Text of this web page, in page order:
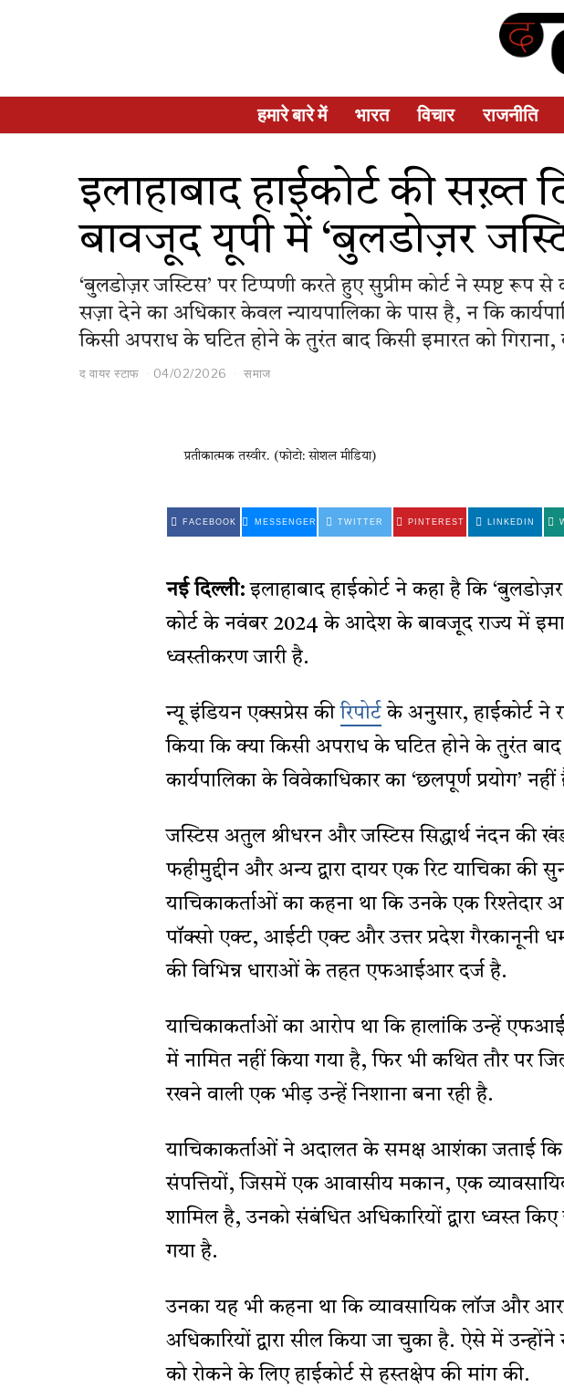
हमारे बारे में भारत विचार राजनीति
इलाहाबाद हाईकोर्ट की
बावजूद यूपी में ‘बुलडोज़र
‘बुलडोज़र जस्टिस’ पर टिप्पणी करते हुए सुप्रीम कोर्ट ने स्पष्ट
सज़ा देने का अधिकार केवल न्यायपालिका के पास है, न कि
किसी अपराध के घटित होने के तुरंत बाद किसी इमारत को गिराना,
द वायर स्टाफ 04/02/2026 समाज
प्रतीकात्मक तस्वीर. (फोटो: सोशल मीडिया)
FACEBOOK MESSENGER TWITTER PINTEREST LINKEDIN
नई दिल्ली:इलाहाबाद हाईकोर्ट ने कहा है कि
कोर्ट के नवंबर 2024 के आदेश के बावजूद राज्य में
ध्वस्तीकरण जारी है.
न्यू इंडियन एक्सप्रेस कीरिपोर्ट के अनुसार, हाईकोर्ट ने
किया कि क्या किसी अपराध के घटित होने के तुरंत बाद
कार्यपालिका के विवेकाधिकार का ‘छलपूर्ण प्रयोग’ नहीं
जस्टिस अतुल श्रीधरन और जस्टिस सिद्धार्थ नंदन की
फहीमुद्दीन और अन्य द्वारा दायर एक रिट याचिका की
याचिकाकर्ताओं का कहना था कि उनके एक रिश्तेदार
पॉक्सो एक्ट, आईटी एक्ट और उत्तर प्रदेश गैरकानूनी
की विभिन्न धाराओं के तहत एफआईआर दर्ज है.
याचिकाकर्ताओं का आरोप था कि हालांकि उन्हें
में नामित नहीं किया गया है, फिर भी कथित तौर पर
रखने वाली एक भीड़ उन्हें निशाना बना रही है.
याचिकाकर्ताओं ने अदालत के समक्ष आशंका जताई कि
संपत्तियों, जिसमें एक आवासीय मकान, एक
शामिल है, उनको संबंधित अधिकारियों द्वारा ध्वस्त
गया है.
उनका यह भी कहना था कि व्यावसायिक लॉज और आरा
अधिकारियों द्वारा सील किया जा चुका है. ऐसे में उन्होंने
को रोकने के लिए हाईकोर्ट से हस्तक्षेप की मांग की.